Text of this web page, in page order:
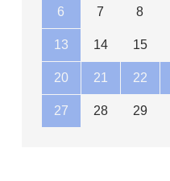
6 7 8
13 14 15
20 21 22
27 28 29